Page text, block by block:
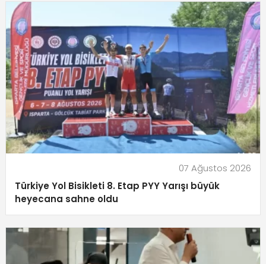
07 Ağustos 2026
Türkiye Yol Bisikleti 8. Etap PYY Yarışı büyük
heyecana sahne oldu